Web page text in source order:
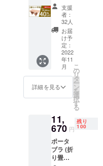
となり
ます。
ご支援
額は全
て送料
込みの
価格で
す。 ※
支援額
が予想
よりも
価格が
変更と
合がご
ざいま
す。
お願い
いたし
ます。
達成し
た場合
の販売
予定価
格は
8,980円
（税込
み）で
売する
場合の
予定価
格から
【15％
オフ】
コルク
マルチ
テーブ
ル) ×2個
本プロ
ジェク
トはAll
Nothing
です。
目標を
達成し
た場合
ターン
をお届
けでき
ます。
応援よ
ろしく
支援
者：
32人
お届
け予
定：
2022
年11
月
詳細を見る
こ
の
リ
タ
ー
ン
を
選
択
す
る
11,
670 円
残り
100
ポータ
ブラ (折
り畳み